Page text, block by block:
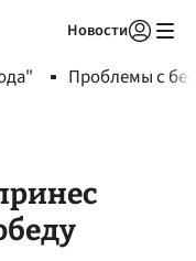
Новости
Проблемы с